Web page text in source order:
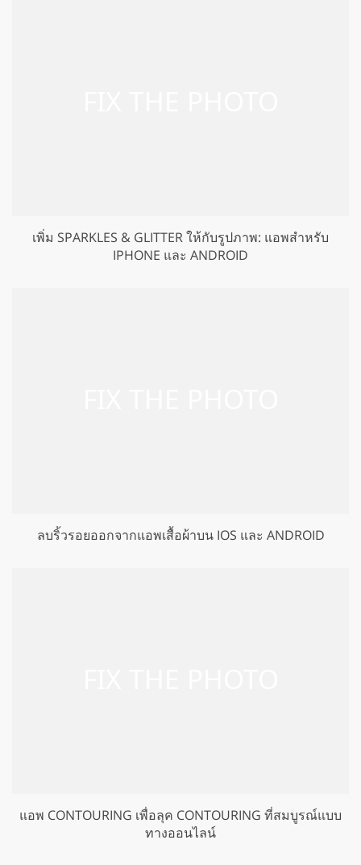
เพิ่ม SPARKLES & GLITTER ให้กับรูปภาพ: แอพสำหรับ
IPHONE และ ANDROID
ลบริ้วรอยออกจากแอพเสื้อผ้าบน IOS และ ANDROID
แอพ CONTOURING เพื่อลุค CONTOURING ที่สมบูรณ์แบบ
ทางออนไลน์